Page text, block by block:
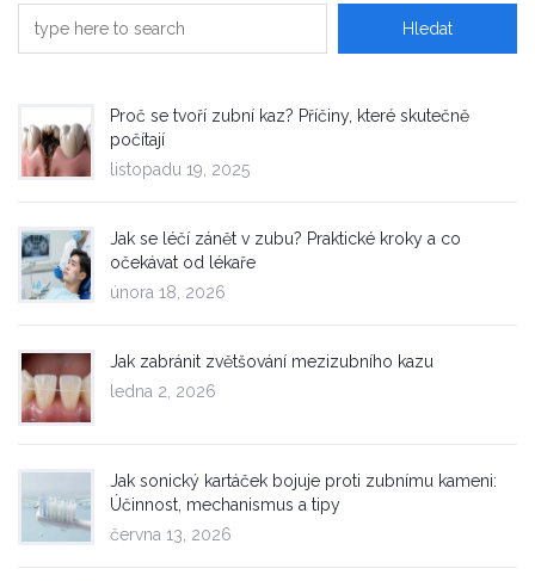
Proč se tvoří zubní kaz? Příčiny, které skutečně
počítají
listopadu 19, 2025
Jak se léčí zánět v zubu? Praktické kroky a co
očekávat od lékaře
února 18, 2026
Jak zabránit zvětšování mezizubního kazu
ledna 2, 2026
Jak sonický kartáček bojuje proti zubnímu kameni:
Účinnost, mechanismus a tipy
června 13, 2026